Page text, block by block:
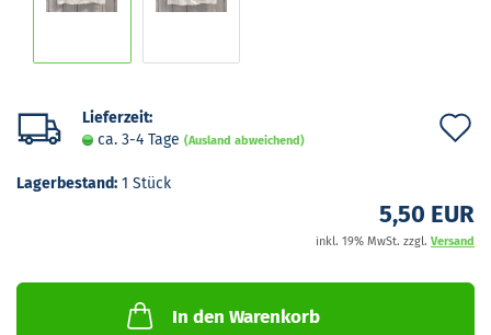
Lieferzeit:
ca. 3-4 Tage (Ausland abweichend)
Lagerbestand: 1 Stück
5,50 EUR
inkl. 19% MwSt. zzgl. Versand
In den Warenkorb